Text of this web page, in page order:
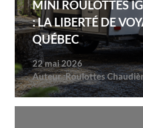
MINI ROULOTTES
: LA LIBERTÉ DE
QUÉBEC
22 mai 2026
Auteur :Roulottes